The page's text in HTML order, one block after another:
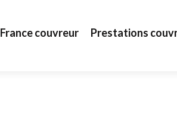
France couvreur Prestations